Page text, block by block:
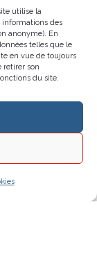
utilise la
informations des
anonyme). En
telles que le
en vue de toujours
retirer son
du site.